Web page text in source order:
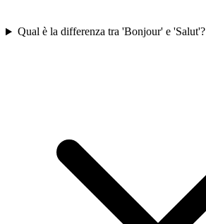
Qual è la differenza tra 'Bonjour' e 'Salut'?